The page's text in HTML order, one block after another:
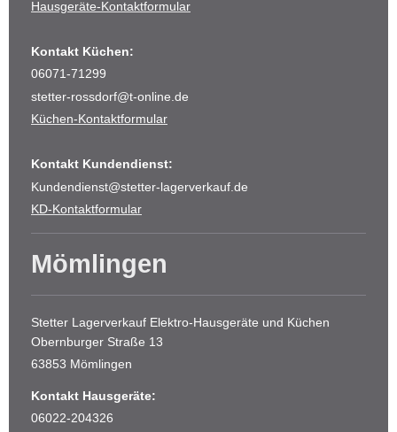
Hausgeräte-Kontaktformular
Kontakt Küchen:
06071-71299
stetter-rossdorf@t-online.de
Küchen-Kontaktformular
Kontakt Kundendienst:
Kundendienst@stetter-lagerverkauf.de
KD-Kontaktformular
Mömlingen
Stetter Lagerverkauf Elektro-Hausgeräte und Küchen
Obernburger Straße 13
63853 Mömlingen
Kontakt Hausgeräte:
06022-204326